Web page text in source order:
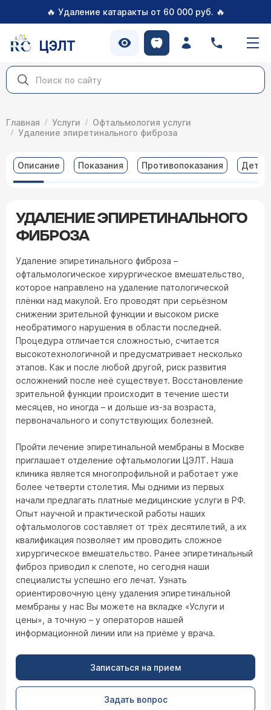
🔥 Удаление катаракты от 60 000 руб. 🔥
ЦЭЛТ
Главная Услуги
Офтальмология услуги
Удаление эпиретинального фиброза
Описание Показания Противопоказания
УДАЛЕНИЕ ЭПИРЕТИНАЛЬНОГО
ФИБРОЗА
Удаление эпиретинального фиброза –
офтальмологическое хирургическое вмешательство,
которое направлено на удаление патологической
плёнки над макулой. Его проводят при серьёзном
снижении зрительной функции и высоком риске
необратимого нарушения в области последней.
Процедура отличается сложностью, считается
высокотехнологичной и предусматривает несколько
этапов. Как и после любой другой, риск развития
осложнений после неё существует. Восстановление
зрительной функции происходит в течение шести
месяцев, но иногда – и дольше из-за возраста,
первоначального и сопутствующих болезней.
Пройти лечение эпиретинальной мембраны в Москве
приглашает отделение офтальмологии ЦЭЛТ. Наша
клиника является многопрофильной и работает уже
более четверти столетия. Мы одними из первых
начали предлагать платные медицинские услуги в РФ.
Опыт научной и практической работы наших
офтальмологов составляет от трёх десятилетий, а их
квалификация позволяет им проводить сложное
хирургическое вмешательство. Ранее эпиретинальный
фиброз приводил к слепоте, но сегодня наши
специалисты успешно его лечат. Узнать
ориентировочную цену удаления эпиретинальной
мембраны у нас Вы можете на вкладке «Услуги и
цены», а точную – у операторов нашей
информационной линии или на приёме у врача.
Записаться на прием
Задать вопрос